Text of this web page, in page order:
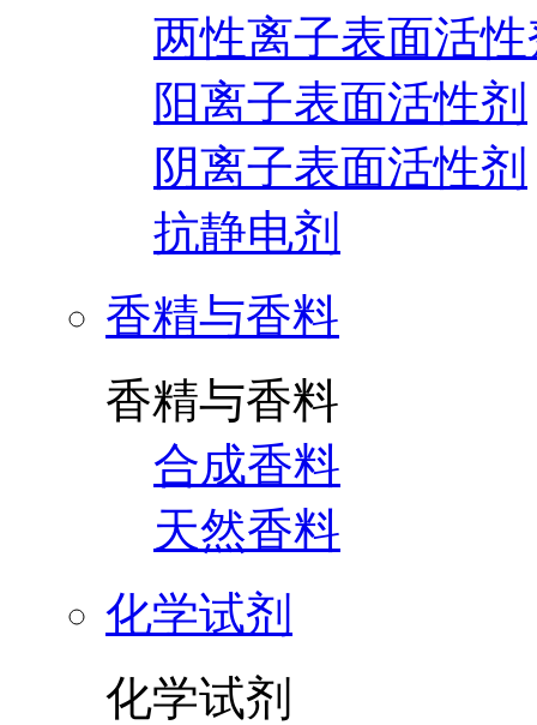
两性离子表面活
阳离子表面活性剂
阴离子表面活性剂
抗静电剂
香精与香料
香精与香料
合成香料
天然香料
化学试剂
化学试剂